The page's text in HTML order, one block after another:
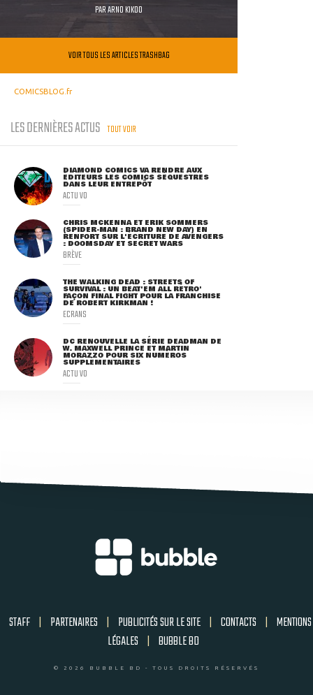
PARARNO KIKOO
VOIR TOUS LES ARTICLES TRASHBAG
COMICSBLOG.fr
LES DERNIÈRES ACTUS TOUT VOIR
DIAMOND COMICS VA RENDRE AUX
ÉDITEURS LES COMICS SÉQUESTRÉS
DANS LEUR ENTREPÔT
ACTU VO
CHRIS MCKENNA ET ERIK SOMMERS
(SPIDER-MAN : BRAND NEW DAY) EN
RENFORT SUR L'ÉCRITURE DE AVENGERS
: DOOMSDAY ET SECRET WARS
BRÈVE
THE WALKING DEAD : STREETS OF
SURVIVAL : UN BEAT'EM ALL RÉTRO'
FAÇON FINAL FIGHT POUR LA FRANCHISE
DE ROBERT KIRKMAN !
ECRANS
DC RENOUVELLE LA SÉRIE DEADMAN DE
W. MAXWELL PRINCE ET MARTIN
MORAZZO POUR SIX NUMÉROS
SUPPLÉMENTAIRES
ACTU VO
STAFF | PARTENAIRES | PUBLICITÉS SUR LE SITE | CONTACTS | MENTIONS
LÉGALES | BUBBLE BD
© 2026 BUBBLE BD - TOUS DROITS RÉSERVÉS